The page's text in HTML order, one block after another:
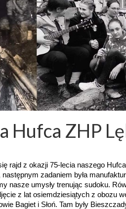
Hufca ZHP
rajd z okazji 75-lecia naszego
zadaniem była
nasze umysły trenując sudoku.
z lat osiemdziesiątych z obozu
Bagiet i Słoń. Tam były